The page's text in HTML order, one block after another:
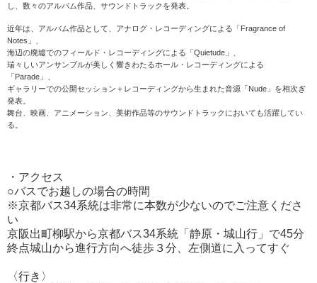
し、数々のアルバム作品、サウンドトラックを発表。
近年は、アルバム作品として、アナログ・レコーディングによる「Fragrance of
Notes」、
海辺の廃墟でのフィールド・レコーディングによる「Quietude」、
瑞々しいアンサンブルが美しく響きわたるホール・レコーディングによる
「Parade」、
ギャラリーでの公開セッション＋レコーディングから生まれた音源「Nude」を相次ぎ
発表。
舞台、映画、アニメーション、美術作品等のサウンドトラックにおいても活躍してい
る。
・アクセス
○バスでお越しの場合の時間
※京都バス34系統は非常に本数が少ないのでご注意くださ
い
京阪出町柳駅から京都バス34系統「静原・城山行」で45分
終点城山から進行方向へ徒歩３分、左側道に入ってすぐ
〈行き〉